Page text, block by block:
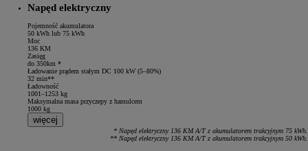
Moc wyboru
Jednostki napędowe
Niezależnie od tego, czy wybierzesz dopracowany napęd elektryczny, czy sprawdzone jednostki Diesla,
Napęd elektryczny
Zasilany baterią
Napęd elektryczny Moc do wszystkich zadań
Manualna lub automatyczna skrzynia biegów
Napędzana zaawansowanymi silnikami wysokoprężnymi z manualną lub
Napęd elektryczny
Pojemność akumulatora
50 kWh lub 75 kWh
Moc
136 KM
Zasięg
do 350km *
Ładowanie prądem stałym DC 100 kW (5–80%)
32 min**
Ładowność
1001–1253 kg
Maksymalna masa przyczepy z hamulcem
1000 kg
więcej
* Napęd elektryczny 136 KM A/T z akumulatorem trakcyjnym 75 kWh.
** Napęd elektryczny 136 KM A/T z akumulatorem trakcyjnym 50 kWh.